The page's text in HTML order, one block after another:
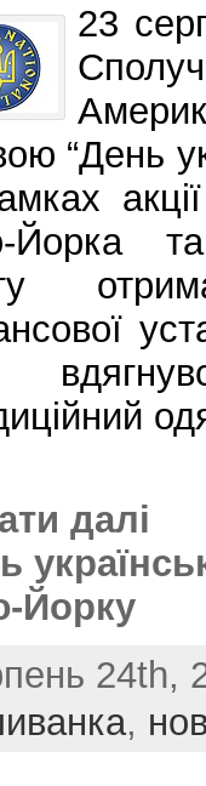
23
“День
Йорка
далі
Йорку
24th,
,